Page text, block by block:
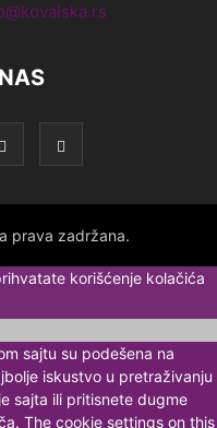
prava zadržana.
korišćenje kolačića
sajtu su podešena na
iskustvo u pretraživanju
sajta ili pritisnete dugme
The cookie settings on this